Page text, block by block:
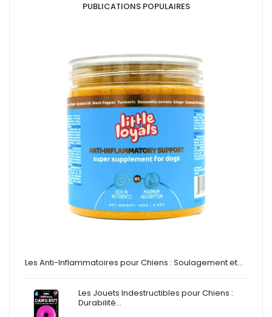
PUBLICATIONS POPULAIRES
Les Anti-Inflammatoires pour Chiens : Soulagement et…
Les Jouets Indestructibles pour Chiens :
Durabilité…